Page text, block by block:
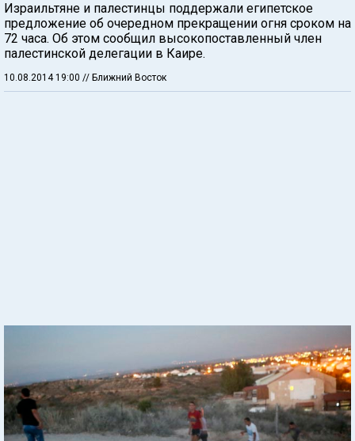
Израильтяне и палестинцы поддержали египетское
предложение об очередном прекращении огня сроком на
72 часа. Об этом сообщил высокопоставленный член
палестинской делегации в Каире.
10.08.2014 19:00 // Ближний Восток